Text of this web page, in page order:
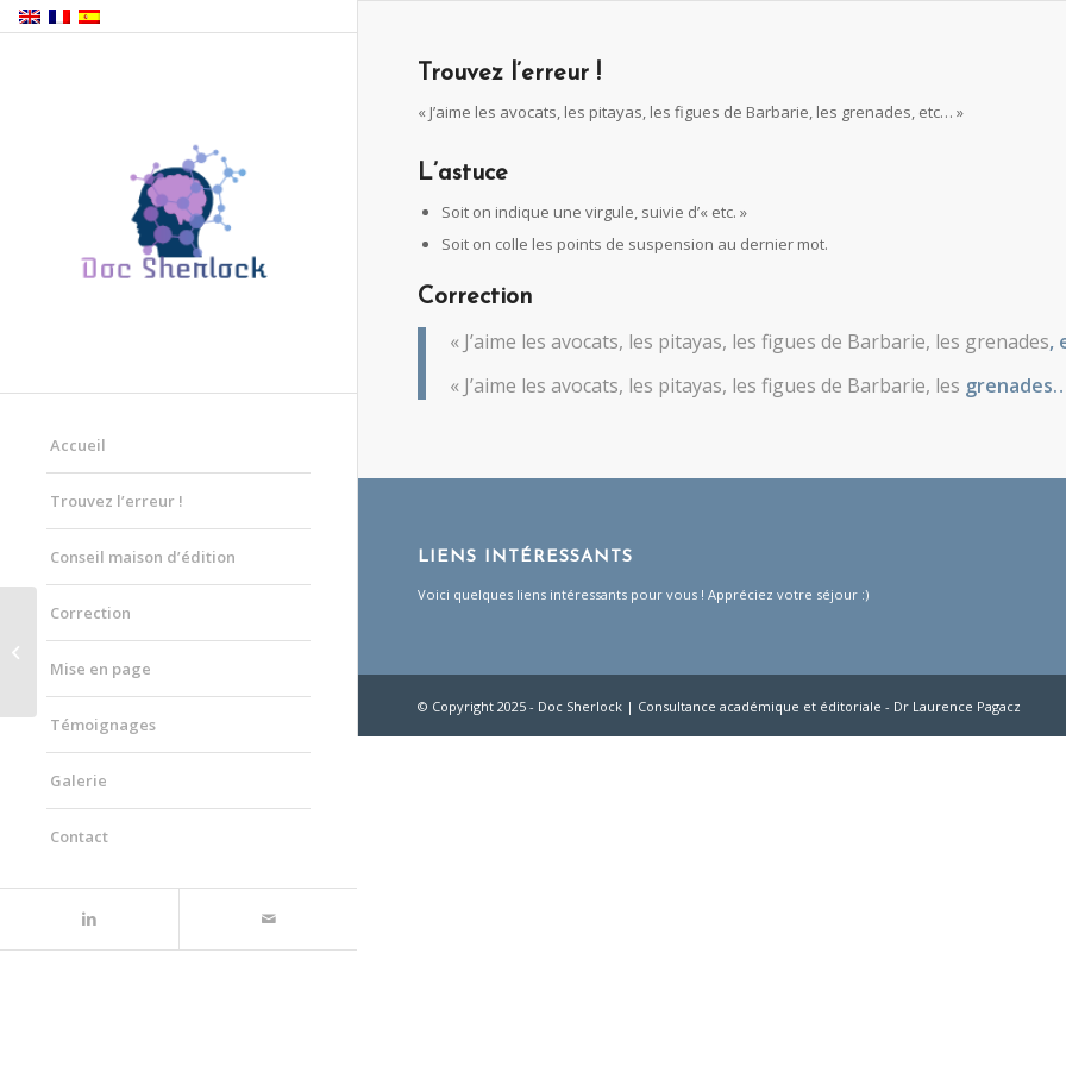
Accueil
Trouvez l’erreur !
Conseil maison d’édition
Correction
Mise en page
Témoignages
Galerie
Contact
Trouvez l’erreur !
« J’aime les avocats, les pitayas, les figues de Barbarie, les grenades, etc… »
L’astuce
Soit on indique une virgule, suivie d’« etc. »
Soit on colle les points de suspension au dernier mot.
Correction
« J’aime les avocats, les pitayas, les figues de Barbarie, les grenades,
« J’aime les avocats, les pitayas, les figues de Barbarie, les
LIENS INTÉRESSANTS
Voici quelques liens intéressants pour vous ! Appréciez votre séjour :)
© Copyright 2025 - Doc Sherlock | Consultance académique et éditoriale - Dr Laurence Pagacz